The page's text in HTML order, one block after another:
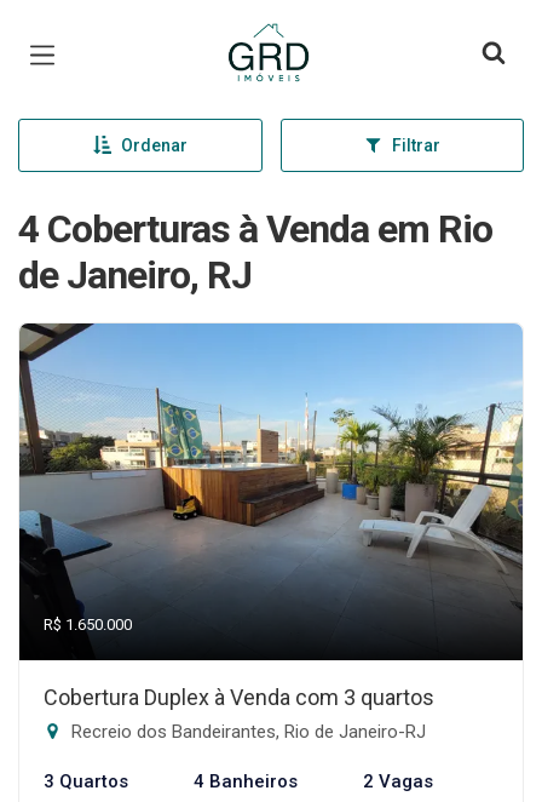
Página inicial
Ordenar Filtrar
4 Coberturas à Venda em Rio
de Janeiro, RJ
R$ 1.650.000
Cobertura Duplex à Venda com 3 quartos
Recreio dos Bandeirantes, Rio de Janeiro-RJ
3 Quartos 4 Banheiros 2 Vagas